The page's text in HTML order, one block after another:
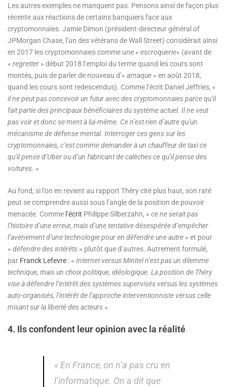
Les autres exemples ne manquent pas. Pensons ainsi de façon plus
récente aux réactions de certains banquiers face aux
cryptomonnaies. Jamie Dimon (président-directeur général of
JPMorgan Chase, l’un des vétérans de Wall Street) considérait ainsi
en 2017 les cryptomonnaies comme une « escroquerie» (avant de
« regretter » début 2018 l’emploi du terme quand les cours sont
montés, puis de parler de nouveau d’« arnaque » en août 2018,
quand les cours sont redescendus). Comme l’écrit Daniel Jeffries, «
il ne peut pas concevoir un futur avec des cryptomonnaies parce qu’il
fait partie des principaux bénéficiaires du système actuel. Il ne veut
pas voir et donc se ment à lui-même. Ce n’est rien d’autre qu’un
mécanisme de défense mental. Interroger ces gens sur les
cryptomonnaies, c’est comme demander à un chauffeur de taxi ce
qu’il pense d’Uber ou d’un fabricant de calèches ce qu’il pense des
voitures. »
Au fond, si l’on en revient au rapport Théry cité plus haut, son raté
peut se comprendre aussi sous l’angle de la position de pouvoir
menacée. Comme l’écrit Philippe Silberzahn, « ce ne serait pas
l’histoire d’une erreur, mais d’une tentative désespérée d’empêcher
l’avènement d’une technologie pour en défendre une autre » et pour
« défendre des intérêts » plutôt que d’autres. Autrement formulé,
par Franck Lefevre : « Internet versus Minitel n’est pas un dilemme
technique, mais un choix politique, idéologique. La position de Théry
vise à défendre l’intérêt des systèmes supervisés versus les systèmes
auto-organisés, l’intérêt de l’approche interventionniste versus celle
misant sur la liberté des acteurs ».
4. Ils confondent leur opinion avec la réalité
« En France, on n’a pas cru en
l’informatique. On a dit que